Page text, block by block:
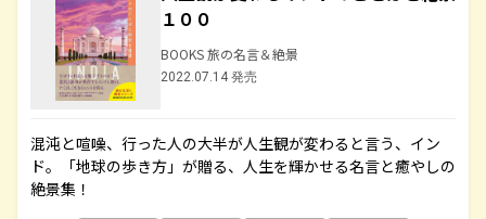
１００
BOOKS 旅の名言＆絶景
2022.07.14 発売
混沌と喧噪、行った人の大半が人生観が変わると言う、イン
ド。「地球の歩き方」が贈る、人生を輝かせる名言と癒やしの
絶景集！